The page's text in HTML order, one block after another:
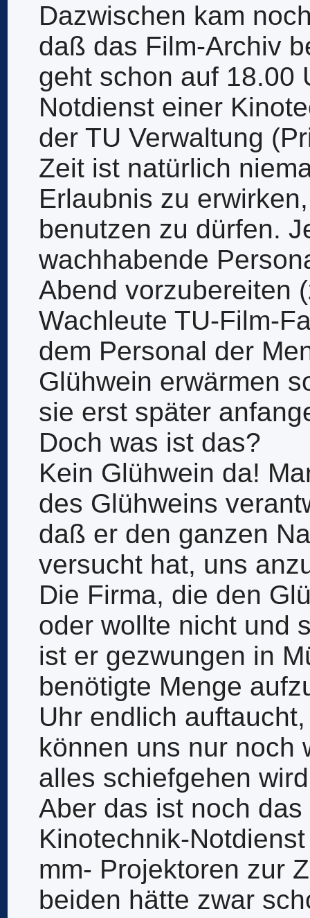
Dazwischen kam
daß das Film-Archiv
geht schon auf 18.00
Notdienst einer
der TU Verwaltung
Zeit ist natürlich
Erlaubnis zu
benutzen zu dürfen.
wachhabende
Abend vorzubereiten
Wachleute TU-Film-
dem Personal der
Glühwein erwärmen
sie erst später
Doch was ist das?
Kein Glühwein da!
des Glühweins
daß er den ganzen
versucht hat, uns
Die Firma, die den
oder wollte nicht und
ist er gezwungen in
benötigte Menge
Uhr endlich
können uns nur noch
alles schiefgehen
Aber das ist noch
Kinotechnik-
mm- Projektoren zur
beiden hätte zwar